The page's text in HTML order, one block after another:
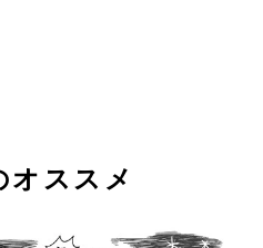
オススメ